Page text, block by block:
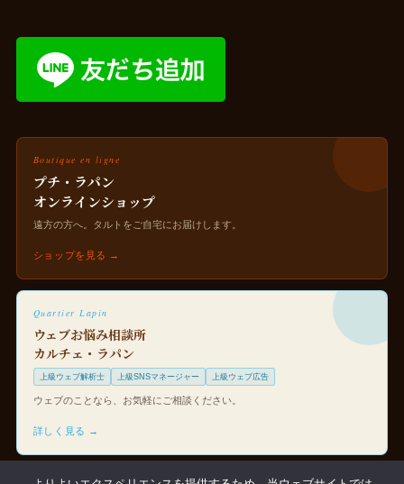
Boutique en ligne
プチ・ラパン
オンラインショップ
遠方の方へ。タルトをご自宅にお届けします。
ショップを見る →
Quartier Lapin
ウェブお悩み相談所
カルチェ・ラパン
上級ウェブ解析士 上級SNSマネージャー 上級ウェブ広告
ウェブのことなら、お気軽にご相談ください。
詳しく見る →